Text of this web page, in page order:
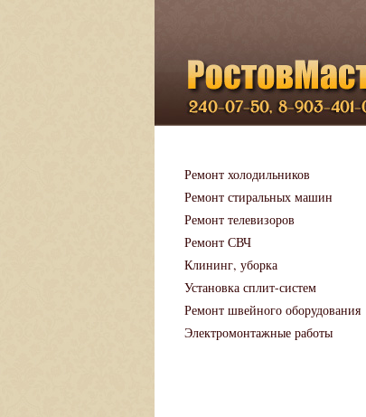
Ремонт холодильников
Ремонт стиральных машин
Ремонт телевизоров
Ремонт СВЧ
Клининг, уборка
Установка сплит-систем
Ремонт швейного оборудования
Электромонтажные работы